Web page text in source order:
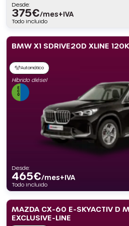
Desde:
375€/mes+IVA
Todo incluido
BMW X1 SDRIVE20D XLINE
Automático
Híbrido diésel
Desde:
465€/mes+IVA
Todo incluido
MAZDA CX-60 E-SKYACTIV D
EXCLUSIVE-LINE